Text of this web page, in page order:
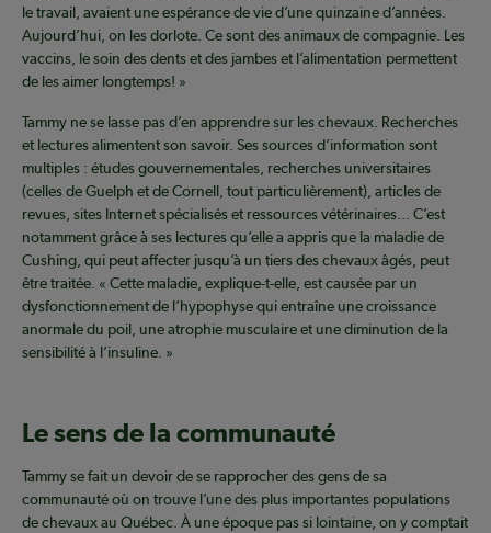
le travail, avaient une espérance de vie d’une quinzaine d’années.
Aujourd’hui, on les dorlote. Ce sont des animaux de compagnie. Les
vaccins, le soin des dents et des jambes et l’alimentation permettent
de les aimer longtemps! »
Tammy ne se lasse pas d’en apprendre sur les chevaux. Recherches
et lectures alimentent son savoir. Ses sources d’information sont
multiples : études gouvernementales, recherches universitaires
(celles de Guelph et de Cornell, tout particulièrement), articles de
revues, sites Internet spécialisés et ressources vétérinaires... C’est
notamment grâce à ses lectures qu’elle a appris que la maladie de
Cushing, qui peut affecter jusqu’à un tiers des chevaux âgés, peut
être traitée. « Cette maladie, explique-t-elle, est causée par un
dysfonctionnement de l’hypophyse qui entraîne une croissance
anormale du poil, une atrophie musculaire et une diminution de la
sensibilité à l’insuline. »
Le sens de la communauté
Tammy se fait un devoir de se rapprocher des gens de sa
communauté où on trouve l’une des plus importantes populations
de chevaux au Québec. À une époque pas si lointaine, on y comptait